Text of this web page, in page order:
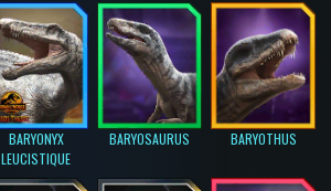
BARYONYX
LEUCISTIQUE
BARYOSAURUS BARYOTHUS